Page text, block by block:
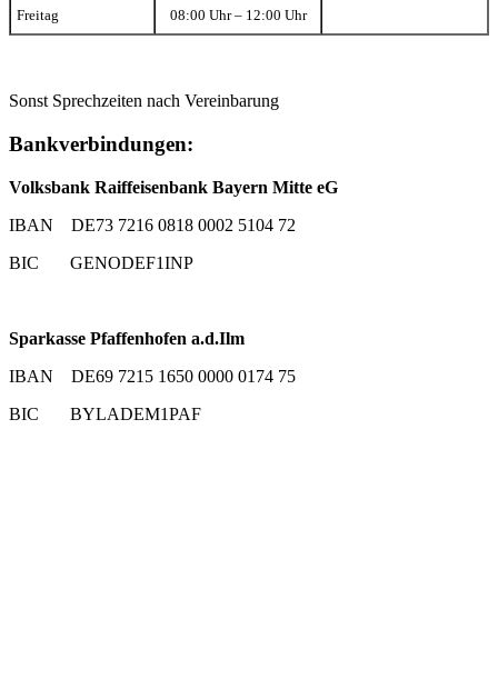
Freitag 08:00 Uhr – 12:00 Uhr
Sonst Sprechzeiten nach Vereinbarung
Bankverbindungen:
Volksbank Raiffeisenbank Bayern Mitte eG
IBAN DE73 7216 0818 0002 5104 72
BIC GENODEF1INP
Sparkasse Pfaffenhofen a.d.Ilm
IBAN DE69 7215 1650 0000 0174 75
BIC BYLADEM1PAF